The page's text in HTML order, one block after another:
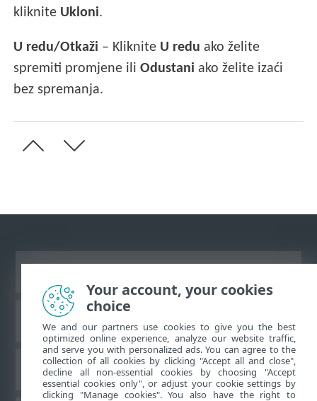
kliknite Ukloni.
U redu/Otkaži – Kliknite U redu ako želite
spremiti promjene iliOdustani ako želite izaći
bez spremanja.
ESET-ova baza znanja
ESET-ov forum
Your account, your cookies
choice
We and our partners use cookies to give you the best
optimized online experience, analyze our website traffic,
and serve you with personalized ads. You can agree to the
collection of all cookies by clicking "Accept all and close",
decline all non-essential cookies by choosing "Accept
essential cookies only", or adjust your cookie settings by
clicking "Manage cookies". You also have the right to